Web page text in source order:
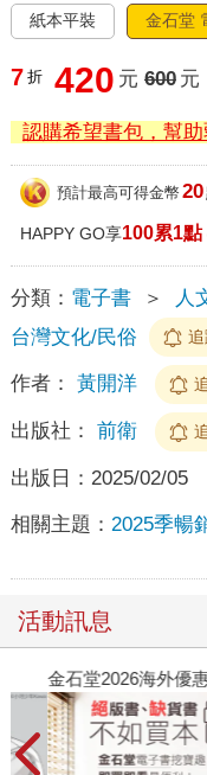
紙本平裝 金石堂
7 折 420 元 600 元
認購希望書包，幫
預計最高可得金幣 20
HAPPY GO享100累1點
分類： 電子書 ＞ 人
台灣文化/民俗
作者： 黃開洋
出版社： 前衛
出版日： 2025/02/05
相關主題： 2025季暢
活動訊息
金石堂2026海外優惠